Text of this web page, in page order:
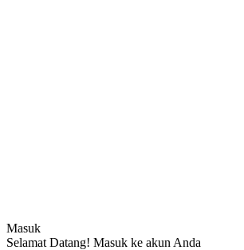
Masuk
Selamat Datang! Masuk ke akun Anda